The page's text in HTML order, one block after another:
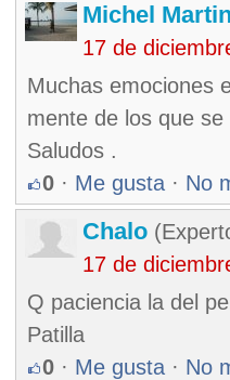
Michel
17 de
Muchas emociones
mente de los que
Saludos .
0 · Me gusta · No
Chalo
17 de
Q paciencia la del
Patilla
0 · Me gusta · No